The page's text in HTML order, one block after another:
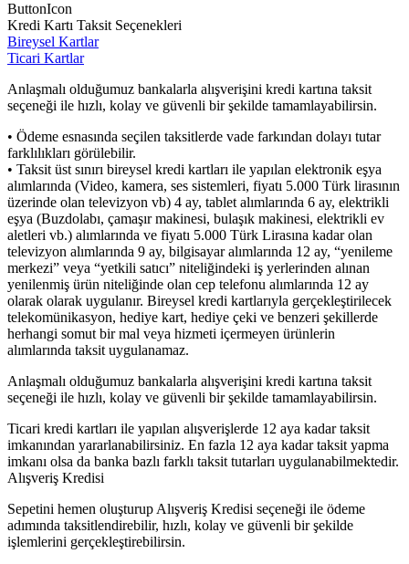
ButtonIcon
Kredi Kartı Taksit Seçenekleri
Bireysel Kartlar
Ticari Kartlar
Anlaşmalı olduğumuz bankalarla alışverişini kredi kartına taksit
seçeneği ile hızlı, kolay ve güvenli bir şekilde tamamlayabilirsin.
• Ödeme esnasında seçilen taksitlerde vade farkından dolayı tutar
farklılıkları görülebilir.
• Taksit üst sınırı bireysel kredi kartları ile yapılan elektronik eşya
alımlarında (Video, kamera, ses sistemleri, fiyatı 5.000 Türk lirasının
üzerinde olan televizyon vb) 4 ay, tablet alımlarında 6 ay, elektrikli
eşya (Buzdolabı, çamaşır makinesi, bulaşık makinesi, elektrikli ev
aletleri vb.) alımlarında ve fiyatı 5.000 Türk Lirasına kadar olan
televizyon alımlarında 9 ay, bilgisayar alımlarında 12 ay, “yenileme
merkezi” veya “yetkili satıcı” niteliğindeki iş yerlerinden alınan
yenilenmiş ürün niteliğinde olan cep telefonu alımlarında 12 ay
olarak olarak uygulanır. Bireysel kredi kartlarıyla gerçekleştirilecek
telekomünikasyon, hediye kart, hediye çeki ve benzeri şekillerde
herhangi somut bir mal veya hizmeti içermeyen ürünlerin
alımlarında taksit uygulanamaz.
Anlaşmalı olduğumuz bankalarla alışverişini kredi kartına taksit
seçeneği ile hızlı, kolay ve güvenli bir şekilde tamamlayabilirsin.
Ticari kredi kartları ile yapılan alışverişlerde 12 aya kadar taksit
imkanından yararlanabilirsiniz. En fazla 12 aya kadar taksit yapma
imkanı olsa da banka bazlı farklı taksit tutarları uygulanabilmektedir.
Alışveriş Kredisi
Sepetini hemen oluşturup Alışveriş Kredisi seçeneği ile ödeme
adımında taksitlendirebilir, hızlı, kolay ve güvenli bir şekilde
işlemlerini gerçekleştirebilirsin.